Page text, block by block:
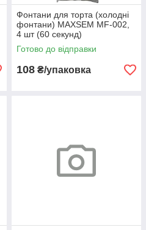
Фонтани для торта (холодні
фонтани) MAXSEM MF-002,
4 шт (60 секунд)
Готово до відправки
108 ₴/упаковка